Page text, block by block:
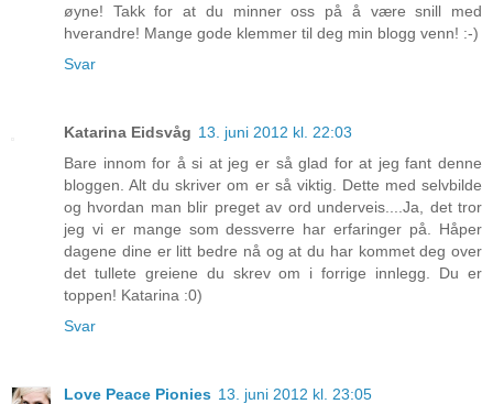
øyne! Takk for at du minner oss på å være snill med
hverandre! Mange gode klemmer til deg min blogg venn! :-)
Svar
Katarina Eidsvåg 13. juni 2012 kl. 22:03
Bare innom for å si at jeg er så glad for at jeg fant denne
bloggen. Alt du skriver om er så viktig. Dette med selvbilde
og hvordan man blir preget av ord underveis....Ja, det tror
jeg vi er mange som dessverre har erfaringer på. Håper
dagene dine er litt bedre nå og at du har kommet deg over
det tullete greiene du skrev om i forrige innlegg. Du er
toppen! Katarina :0)
Svar
Love Peace Pionies 13. juni 2012 kl. 23:05